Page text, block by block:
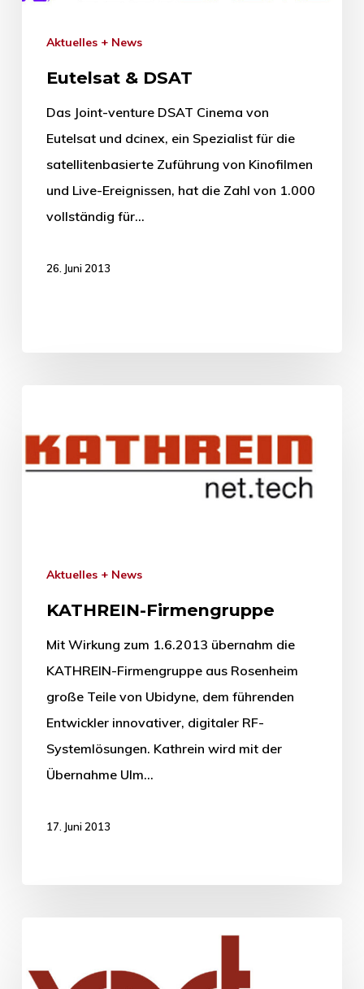
Aktuelles + News
Eutelsat & DSAT
Das Joint-venture DSAT Cinema von
Eutelsat und dcinex, ein Spezialist für die
satellitenbasierte Zuführung von Kinofilmen
und Live-Ereignissen, hat die Zahl von 1.000
vollständig für…
26. Juni 2013
Aktuelles + News
KATHREIN-Firmengruppe
Mit Wirkung zum 1.6.2013 übernahm die
KATHREIN-Firmengruppe aus Rosenheim
große Teile von Ubidyne, dem führenden
Entwickler innovativer, digitaler RF-
Systemlösungen. Kathrein wird mit der
Übernahme Ulm…
17. Juni 2013